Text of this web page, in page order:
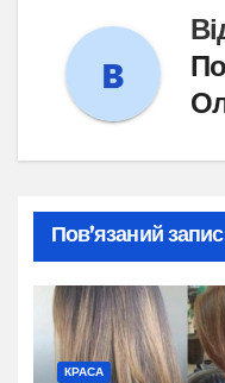
Пов’язаний запис
КРАСА